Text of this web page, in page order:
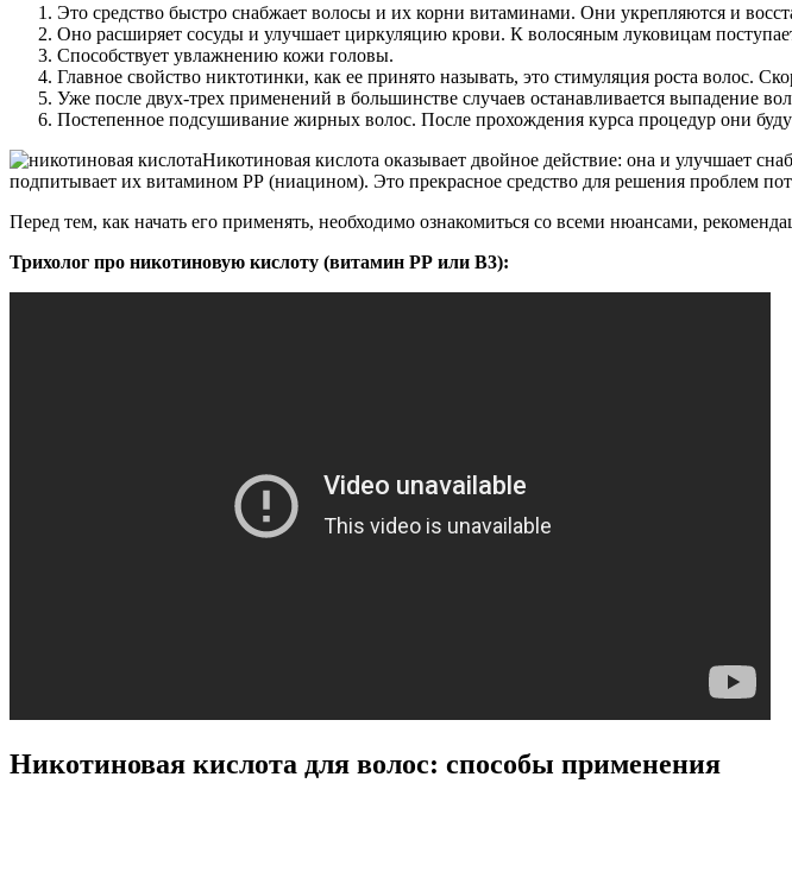
Это средство быстро снабжает волосы и их корни витаминами. Они укрепляются и
Оно расширяет сосуды и улучшает циркуляцию крови. К волосяным луковицам
Способствует увлажнению кожи головы.
Главное свойство никтотинки, как ее принято называть, это стимуляция роста волос.
Уже после двух-трех применений в большинстве случаев останавливается выпадение
Постепенное подсушивание жирных волос. После прохождения курса процедур они
Никотиновая кислота оказывает двойное действие: она и улучшает
подпитывает их витамином РР (ниацином). Это прекрасное средство для решения проблем
Перед тем, как начать его применять, необходимо ознакомиться со всеми нюансами,
Трихолог про никотиновую кислоту (витамин РР или В3):
Никотиновая кислота для волос: способы применения